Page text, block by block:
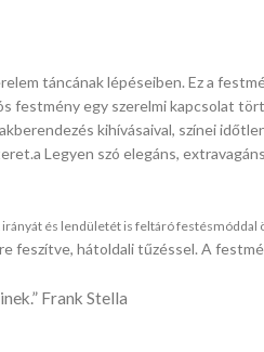
táncának lépéseiben. Ez a
festmény egy szerelmi kapcsolat
kihívásaival, színei
Legyen szó elegáns,
és lendületét is feltáró festésmóddal
feszítve, hátoldali tűzéssel. A
Frank Stella